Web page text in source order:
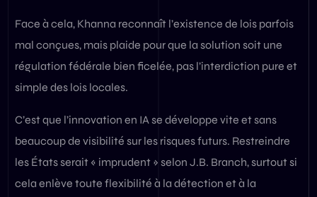
Face à cela, Khanna reconnaît l’existence de lois parfois
mal conçues, mais plaide pour que la solution soit une
régulation fédérale bien ficelée, pas l’interdiction pure et
simple des lois locales.
C’est que l’innovation en IA se développe vite et sans
beaucoup de visibilité sur les risques futurs. Restreindre
les États serait « imprudent » selon J.B. Branch, surtout si
cela enlève toute flexibilité à la détection et à la